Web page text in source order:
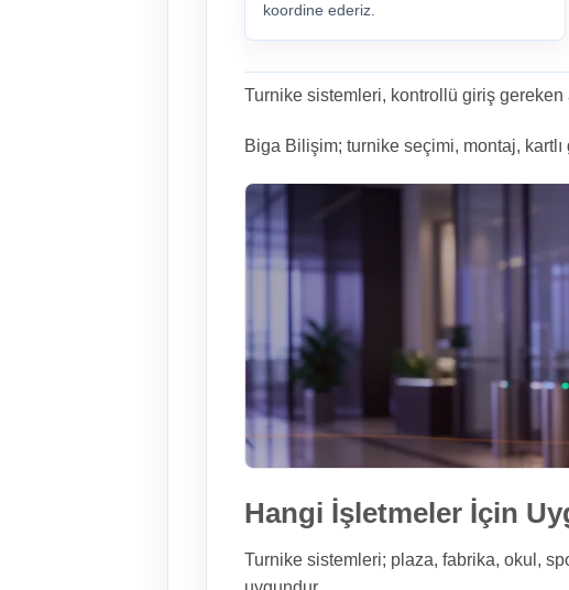
koordine ederiz.
Turnike sistemleri, kontrollü giriş
Biga Bilişim; turnike seçimi, montaj,
Hangi İşletmeler İçin
Turnike sistemleri; plaza, fabrika, okul,